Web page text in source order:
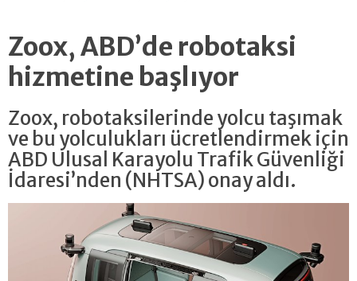
Zoox, ABD’de robotaksi
hizmetine başlıyor
Zoox, robotaksilerinde yolcu taşımak
ve bu yolculukları ücretlendirmek için
ABD Ulusal Karayolu Trafik Güvenliği
İdaresi’nden (NHTSA) onay aldı.